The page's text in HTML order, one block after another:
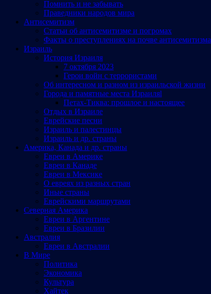
Помнить и не забывать
Праведники народов мира
Антисемитизм
Статьи об антисемитизме и погромах
Факты о преступлениях на почве антисемитизма
Израиль
История Израиля
7 октября 2023
Герои войн с террористами
Об интересном и разном из израильской жизни
Города и памятные места Израиляl
Петах-Тиква: прошлое и настоящее
Отдых в Израиле
Еврейские песни
Израиль и палестинцы
Израиль и др. страны
Америка, Канада и др. страны
Евреи в Америке
Евреи в Канаде
Евреи в Мексике
О евреях из разных стран
Иные страны
Еврейскими маршрутами
Северная Америка
Евреи в Аргентине
Евреи в Бразилии
Австралия
Евреи в Австралии
В Мире
Политика
Экономика
Культура
Хайтек